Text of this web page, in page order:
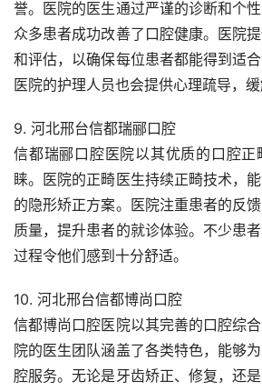
誉。医院的医生通过严谨的诊断和个
众多患者成功改善了口腔健康。医院
和评估，以确保每位患者都能得到适合
医院的护理人员也会提供心理疏导，缓
9. 河北邢台信都瑞郦口腔
信都瑞郦口腔医院以其优质的口腔正
睐。医院的正畸医生持续正畸技术，
的隐形矫正方案。医院注重患者的反
质量，提升患者的就诊体验。不少患
过程令他们感到十分舒适。
10. 河北邢台信都博尚口腔
信都博尚口腔医院以其完善的口腔综
院的医生团队涵盖了各类特色，能够
腔服务。无论是牙齿矫正、修复，还